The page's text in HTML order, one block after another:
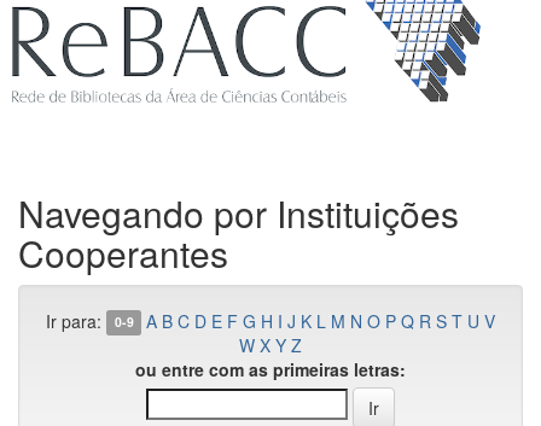
Navegando por Instituições
Cooperantes
Ir para: 0-9 A B C D E F G H I J K L M N O P Q R S T U V
W X Y Z
ou entre com as primeiras letras: